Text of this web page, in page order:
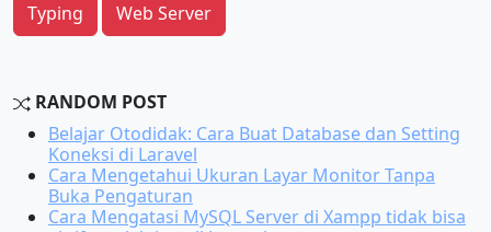
Typing Web Server
RANDOM POST
Belajar Otodidak: Cara Buat Database dan Setting
Koneksi di Laravel
Cara Mengetahui Ukuran Layar Monitor Tanpa
Buka Pengaturan
Cara Mengatasi MySQL Server di Xampp tidak bisa